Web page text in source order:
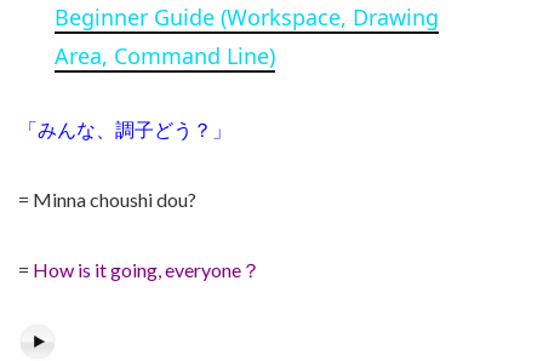
Beginner Guide (Workspace, Drawing
Area, Command Line)
「みんな、調子どう？」
= Minna choushi dou?
= How is it going, everyone？